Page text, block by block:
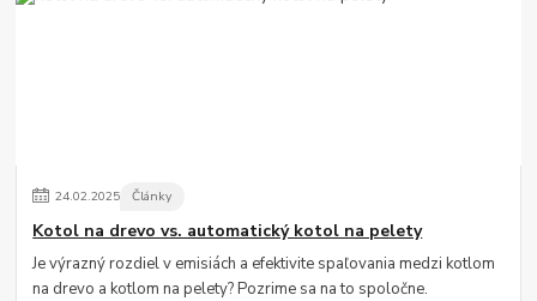
24.02.2025 Články
Kotol na drevo vs. automatický kotol na pelety
Je výrazný rozdiel v emisiách a efektivite spaľovania medzi kotlom
na drevo a kotlom na pelety? Pozrime sa na to spoločne.